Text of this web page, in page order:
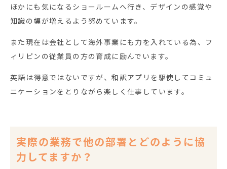
ほかにも気になるショールームへ行き、デザインの感覚や
知識の幅が増えるよう努めています。
また現在は会社として海外事業にも力を入れている為、フ
ィリピンの従業員の方の育成に励んでいます。
英語は得意ではないですが、和訳アプリを駆使してコミュ
ニケーションをとりながら楽しく仕事しています。
実際の業務で他の部署とどのように協
力してますか？